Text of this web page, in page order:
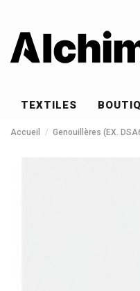
TEXTILES
Accueil Genouillères (EX.